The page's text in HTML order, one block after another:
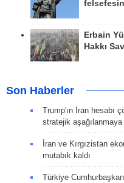
Erbain
Hakkı
Son Haberler
Trump'ın İran hesabı
stratejik aşağılanmaya
İran ve Kırgızistan
mutabık kaldı
Türkiye